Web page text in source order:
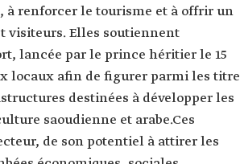
à renforcer le tourisme et à offrir un
visiteurs. Elles soutiennent
lancée par le prince héritier le 15
locaux afin de figurer parmi les
destinées à développer les
saoudienne et arabe.Ces
de son potentiel à attirer les